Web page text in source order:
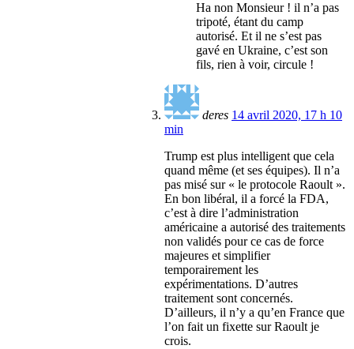
Ha non Monsieur ! il n’a pas
tripoté, étant du camp
autorisé. Et il ne s’est pas
gavé en Ukraine, c’est son
fils, rien à voir, circule !
deres 14 avril 2020, 17 h 10
min
Trump est plus intelligent que cela
quand même (et ses équipes). Il n’a
pas misé sur « le protocole Raoult ».
En bon libéral, il a forcé la FDA,
c’est à dire l’administration
américaine a autorisé des traitements
non validés pour ce cas de force
majeures et simplifier
temporairement les
expérimentations. D’autres
traitement sont concernés.
D’ailleurs, il n’y a qu’en France que
l’on fait un fixette sur Raoult je
crois.